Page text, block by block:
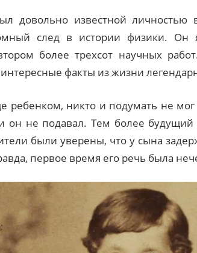
довольно известной личностью
след в истории физики. Он
более трехсот научных
факты из жизни
ребенком, никто и подумать не
он не подавал. Тем более
были уверены, что у сына
первое время его речь была